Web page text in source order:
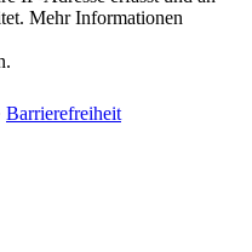
Mehr Informationen
Barrierefreiheit